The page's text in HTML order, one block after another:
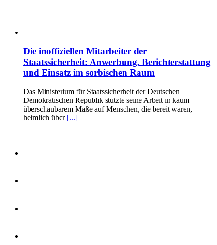
Die inoffiziellen Mitarbeiter der
Staatssicherheit: Anwerbung, Berichterstattung
und Einsatz im sorbischen Raum
Das Ministerium für Staatssicherheit der Deutschen
Demokratischen Republik stützte seine Arbeit in kaum
überschaubarem Maße auf Menschen, die bereit waren,
heimlich über [...]